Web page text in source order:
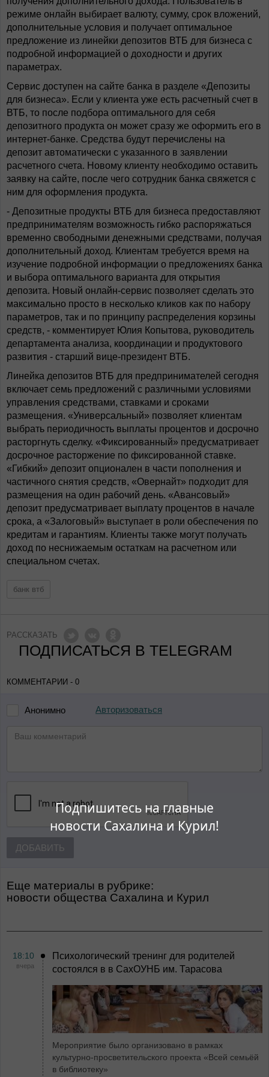
Подпишитесь на главные
новости Сахалина и Курил!
режиме онлайн выбирает валюту, сумму, срок вложений,
дополнительные условия и получает оптимальное
предложение из линейки депозитов ВТБ для бизнеса с
подробной информацией о доходности и других
параметрах.
Сервис доступен на сайте банка в разделе «Депозиты
для бизнеса». Если у клиента уже есть расчетный счет в
ВТБ, то после подбора оптимального для себя
депозитного продукта он может сразу же оформить его в
интернет-банке. Средства будут перечислены на
депозит автоматически с указанного в заявлении
расчетного счета. Новому клиенту необходимо оставить
заявку на сайте, после чего сотрудник банка свяжется с
ним для оформления продукта.
- Депозитные продукты ВТБ для бизнеса предоставляют
предпринимателям возможность гибко распоряжаться
временно свободными денежными средствами, получая
дополнительный доход. Клиентам требуется время на
изучение подробной информации о предложениях банка
и выбора оптимального варианта для открытия
депозита. Новый онлайн-сервис позволяет сделать это
максимально просто в несколько кликов как по набору
параметров, так и по принципу распределения корзины
средств, - комментирует Юлия Копытова, руководитель
департамента анализа, координации и продуктового
развития - старший вице-президент ВТБ.
Линейка депозитов ВТБ для предпринимателей сегодня
включает семь предложений c различными условиями
управления средствами, ставками и сроками
размещения. «Универсальный» позволяет клиентам
выбрать периодичность выплаты процентов и досрочно
расторгнуть сделку. «Фиксированный» предусматривает
досрочное расторжение по фиксированной ставке.
«Гибкий» депозит опционален в части пополнения и
частичного снятия средств, «Овернайт» подходит для
размещения на один рабочий день. «Авансовый»
депозит предусматривает выплату процентов в начале
срока, а «Залоговый» выступает в роли обеспечения по
кредитам и гарантиям. Клиенты также могут получать
доход по неснижаемым остаткам на расчетном или
специальном счетах.
банк втб
РАССКАЗАТЬ
ПОДПИСАТЬСЯ В TELEGRAM
КОММЕНТАРИИ - 0
Анонимно Авторизоваться
ДОБАВИТЬ
Еще материалы в рубрике:
Новости общества Сахалина и Курил
18:10
вчера
Психологический тренинг для родителей
состоялся в в СахОУНБ им. Тарасова
Мероприятие было организовано в рамках
культурно-просветительского проекта «Всей семьёй
в библиотеку»